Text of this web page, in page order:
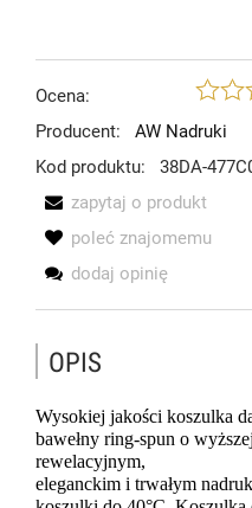
Ocena:
Producent:
AW Nadruki
Kod produktu:
38DA-
zapytaj o produkt
poleć znajomemu
dodaj opinię
OPIS
Wysokiej jakości koszulka
bawełny ring-spun o
rewelacyjnym,
eleganckim i trwałym